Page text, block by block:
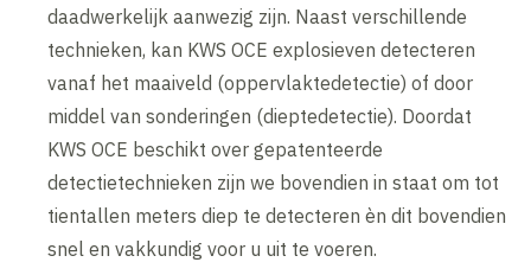
daadwerkelijk aanwezig zijn. Naast verschillende
technieken, kan KWS OCE explosieven detecteren
vanaf het maaiveld (oppervlaktedetectie) of door
middel van sonderingen (dieptedetectie). Doordat
KWS OCE beschikt over gepatenteerde
detectietechnieken zijn we bovendien in staat om tot
tientallen meters diep te detecteren èn dit bovendien
snel en vakkundig voor u uit te voeren.